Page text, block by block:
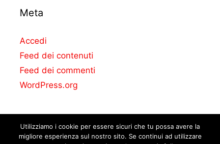
Meta
Accedi
Feed dei contenuti
Feed dei commenti
WordPress.org
Utilizziamo i cookie per essere sicuri che tu possa avere la
migliore esperienza sul nostro sito. Se continui ad utilizzare